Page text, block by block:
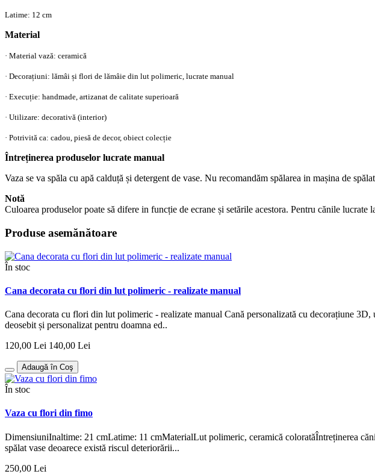
Latime: 12 cm
Material
· Material vază: ceramică
· Decorațiuni: lămâi și flori de lămâie din lut polimeric, lucrate manual
· Execuție: handmade, artizanat de calitate superioară
· Utilizare: decorativă (interior)
· Potrivită ca: cadou, piesă de decor, obiect colecție
Întreținerea produselor lucrate manual
Vaza se va spăla cu apă calduță și detergent de vase. Nu recomandăm spălarea in mașina de
Notă
Culoarea produselor poate să difere in funcție de ecrane și setările acestora. Pentru cănile
Produse asemănătoare
În stoc
Cana decorata cu flori din lut polimeric - realizate manual
Cana decorata cu flori din lut polimeric - realizate manual Cană personalizată cu decorațiune
deosebit și personalizat pentru doamna ed..
120,00 Lei 140,00 Lei
Adaugă în Coş
În stoc
Vaza cu flori din fimo
DimensiuniInaltime: 21 cmLatime: 11 cmMaterialLut polimeric, ceramică coloratăÎntreținerea
spălat vase deoarece există riscul deteriorării...
250,00 Lei